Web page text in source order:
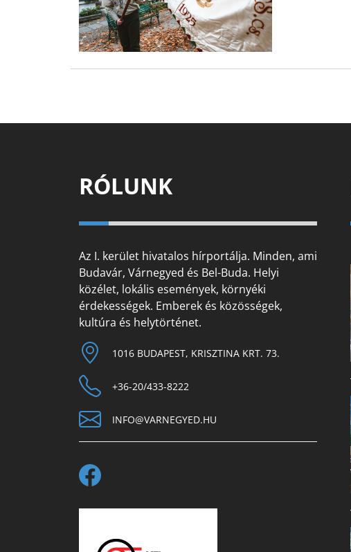
RÓLUNK
Az I. kerület hivatalos hírportálja. Minden, ami
Budavár, Várnegyed és Bel-Buda. Helyi
közélet, lokális események, környéki
érdekességek. Emberek és közösségek,
kultúra és helytörténet.
1016 BUDAPEST, KRISZTINA KRT. 73.
+36-20/433-8222
INFO@VARNEGYED.HU